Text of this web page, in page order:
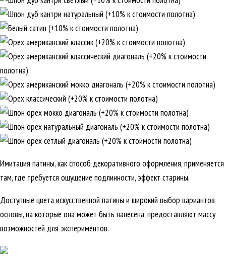
Имитация патины, как способ декоративного оформления, применяется
там, где требуется ощущение подлинности, эффект старины.
Доступные цвета искусственной патины и широкий выбор вариантов
основы, на которые она может быть нанесена, предоставляют массу
возможностей для экспериментов.